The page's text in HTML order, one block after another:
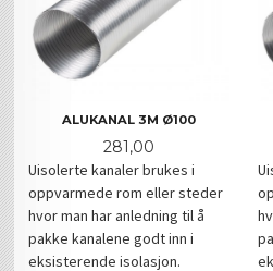
ALUKANAL 3M Ø100
Pris
281,00
Uisolerte kanaler brukes i
oppvarmede rom eller steder
hvor man har anledning til å
pakke kanalene godt inn i
eksisterende isolasjon.